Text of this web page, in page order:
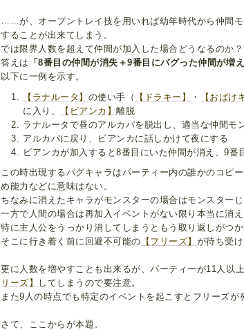
……が、オープントレイ技を用いれば幼年時代から仲間
することが出来てしまう。
では限界人数を超えて仲間が加入した場合どうなるのか？
答えは 「8番目の仲間が消失＋9番目にバグった仲間が増え
以下に一例を示す。
【ラナルータ】 の使い手（ 【ドラキー】 ・ 【おばけ
に入り、
【ビアンカ】離脱
ラナルータで昼のアルカパを脱出し、適当な仲間モ
アルカパに戻り、ビアンカに話しかけて夜にする
ビアンカが加入すると8番目にいた仲間が消え、9
この時出現するバグキャラはパーティー内の誰かのコピ
め能力などに意味はない。
ちなみに消えたキャラがモンスターの場合はモンスター
一方で人間の場合は再加入イベントがない限り本当に消
特に主人公をうっかり消してしまうともう取り返しがつ
そこに行き着く前に回避不可能の 【フリーズ】 が待ち受
更に人数を増やすことも出来るが、パーティーが11人以
リーズ】
してしまうので要注意。
また9人の時点でも特定のイベントを起こすとフリーズが
さて、ここからが本題。